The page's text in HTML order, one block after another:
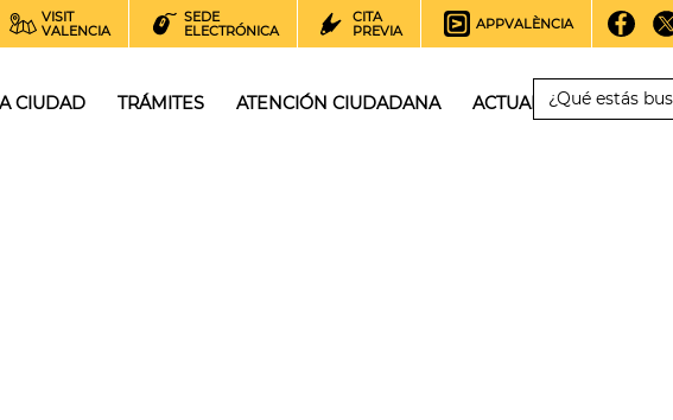
VISIT
VALENCIA
SEDE
ELECTRÓNICA
CITA
PREVIA
APPVALÈNCIA
CIUDAD TRÁMITES ATENCIÓN CIUDADANA ACTUALIDAD